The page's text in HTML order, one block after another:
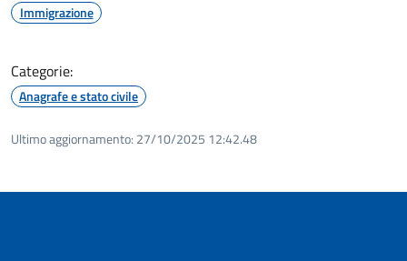
Immigrazione
Categorie:
Anagrafe e stato civile
Ultimo aggiornamento: 27/10/2025 12:42.48